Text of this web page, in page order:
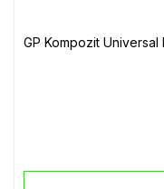
GP Kompozit Universal